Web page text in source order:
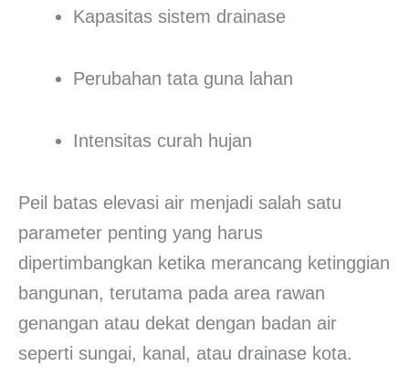
Kapasitas sistem drainase
Perubahan tata guna lahan
Intensitas curah hujan
Peil batas elevasi air menjadi salah satu
parameter penting yang harus
dipertimbangkan ketika merancang ketinggian
bangunan, terutama pada area rawan
genangan atau dekat dengan badan air
seperti sungai, kanal, atau drainase kota.